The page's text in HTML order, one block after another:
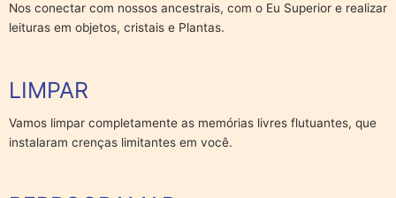
Nos conectar com nossos ancestrais, com o Eu Superior e realizar
leituras em objetos, cristais e Plantas.
LIMPAR
Vamos limpar completamente as memórias livres flutuantes, que
instalaram crenças limitantes em você.